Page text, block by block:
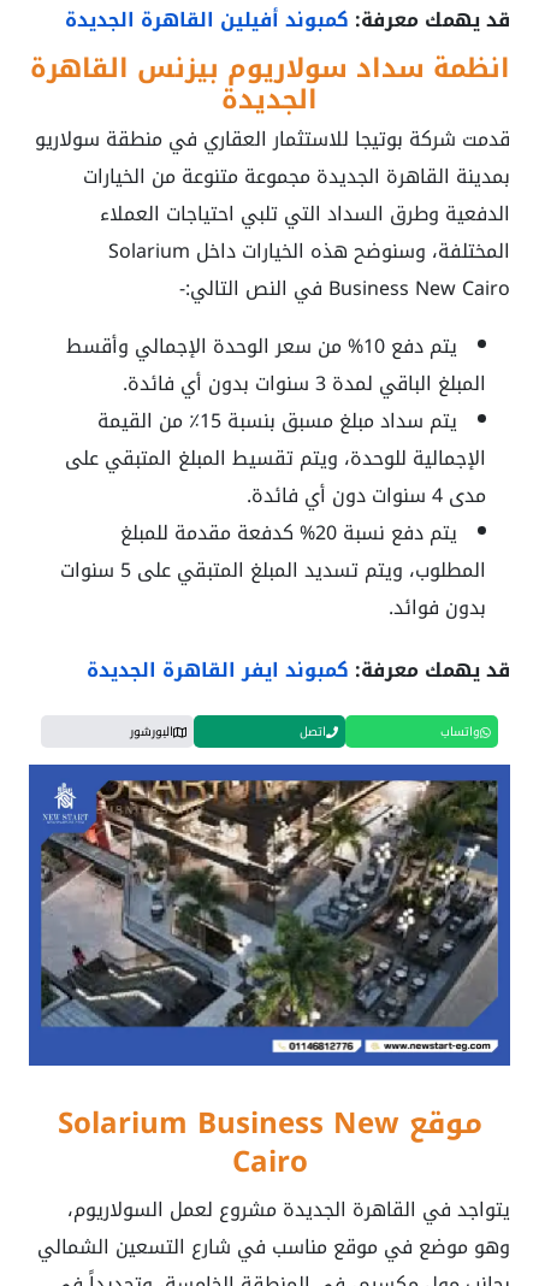
قد يهمك معرفة: كمبوند أفيلين القاهرة الجديدة
انظمة سداد سولاريوم بيزنس القاهرة
الجديدة
قدمت شركة بوتيجا للاستثمار العقاري في منطقة سولاريو
بمدينة القاهرة الجديدة مجموعة متنوعة من الخيارات
الدفعية وطرق السداد التي تلبي احتياجات العملاء
المختلفة، وسنوضح هذه الخيارات داخل Solarium
Business New Cairo في النص التالي:-
يتم دفع 10% من سعر الوحدة الإجمالي وأقسط
المبلغ الباقي لمدة 3 سنوات بدون أي فائدة.
يتم سداد مبلغ مسبق بنسبة 15٪ من القيمة
الإجمالية للوحدة، ويتم تقسيط المبلغ المتبقي على
مدى 4 سنوات دون أي فائدة.
يتم دفع نسبة 20% كدفعة مقدمة للمبلغ
المطلوب، ويتم تسديد المبلغ المتبقي على 5 سنوات
بدون فوائد.
‏قد يهمك معرفة: كمبوند ايفر القاهرة الجديدة
واتساب اتصل البورشور
موقع Solarium Business New
Cairo
يتواجد في القاهرة الجديدة مشروع لعمل السولاريوم،
وهو موضع في موقع مناسب في شارع التسعين الشمالي